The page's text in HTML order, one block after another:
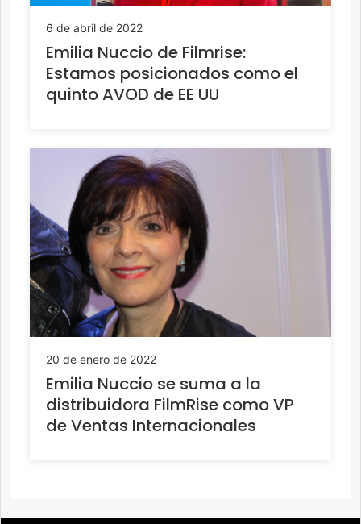
6 de abril de 2022
Emilia Nuccio de Filmrise:
Estamos posicionados como el
quinto AVOD de EE UU
20 de enero de 2022
Emilia Nuccio se suma a la
distribuidora FilmRise como VP
de Ventas Internacionales